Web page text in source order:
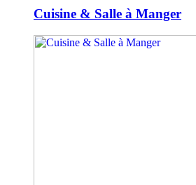
Cuisine & Salle à Manger